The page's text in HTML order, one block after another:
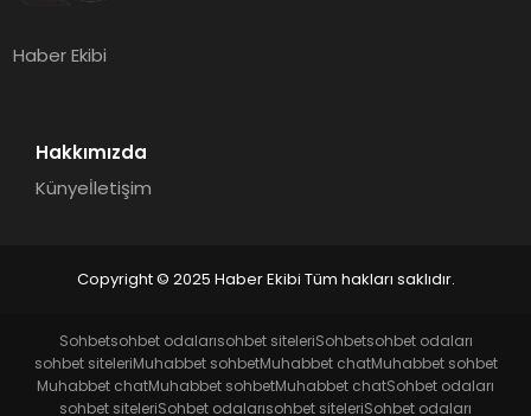
Haber Ekibi
Hakkımızda
Künyeİletişim
Copyright © 2025 Haber Ekibi Tüm hakları saklıdır.
Sohbetsohbet odalarısohbet siteleriSohbetsohbet odaları
sohbet siteleriMuhabbet sohbetMuhabbet chatMuhabbet sohbet
Muhabbet chatMuhabbet sohbetMuhabbet chatSohbet odaları
sohbet siteleriSohbet odalarısohbet siteleriSohbet odaları